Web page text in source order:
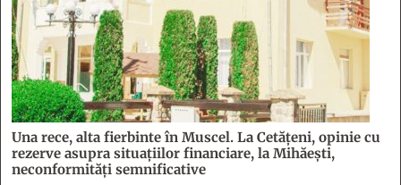
Una rece, alta fierbinte în Muscel. La Cetăţeni, opinie cu
rezerve asupra situaţiilor financiare, la Mihăeşti,
neconformităţi semnificative